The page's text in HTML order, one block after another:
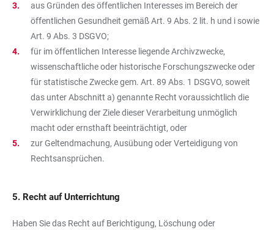
aus Gründen des öffentlichen Interesses im Bereich der
öffentlichen Gesundheit gemäß Art. 9 Abs. 2 lit. h und i sowie
Art. 9 Abs. 3 DSGVO;
für im öffentlichen Interesse liegende Archivzwecke,
wissenschaftliche oder historische Forschungszwecke oder
für statistische Zwecke gem. Art. 89 Abs. 1 DSGVO, soweit
das unter Abschnitt a) genannte Recht voraussichtlich die
Verwirklichung der Ziele dieser Verarbeitung unmöglich
macht oder ernsthaft beeinträchtigt, oder
zur Geltendmachung, Ausübung oder Verteidigung von
Rechtsansprüchen.
5. Recht auf Unterrichtung
Haben Sie das Recht auf Berichtigung, Löschung oder